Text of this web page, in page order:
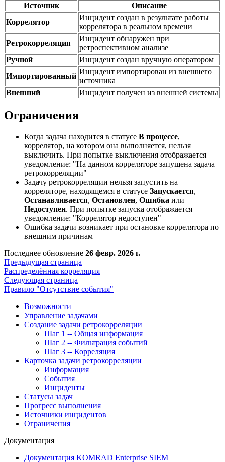
Источник
Описание
Коррелятор
Инцидент создан в результате работы
коррелятора в реальном времени
Ретрокорреляция
Инцидент обнаружен при
ретроспективном анализе
Ручной
Инцидент создан вручную оператором
Импортированный
Инцидент импортирован из внешнего
источника
Внешний
Инцидент получен из внешней системы
Ограничения
Когда задача находится в статусе В процессе,
коррелятор, на котором она выполняется, нельзя
выключить. При попытке выключения отображается
уведомление: "На данном корреляторе запущена задача
ретрокорреляции"
Задачу ретрокорреляции нельзя запустить на
корреляторе, находящемся в статусе Запускается,
Останавливается, Остановлен, Ошибка или
Недоступен. При попытке запуска отображается
уведомление: "Коррелятор недоступен"
Ошибка задачи возникает при остановке коррелятора по
внешним причинам
Последнее обновление 26 февр. 2026 г.
Предыдущая страница
Распределённая корреляция
Следующая страница
Правило "Отсутствие события"
Возможности
Управление задачами
Создание задачи ретрокорреляции
Шаг 1 -- Общая информация
Шаг 2 -- Фильтрация событий
Шаг 3 -- Корреляция
Карточка задачи ретрокорреляции
Информация
События
Инциденты
Статусы задач
Прогресс выполнения
Источники инцидентов
Ограничения
Документация
Документация KOMRAD Enterprise SIEM